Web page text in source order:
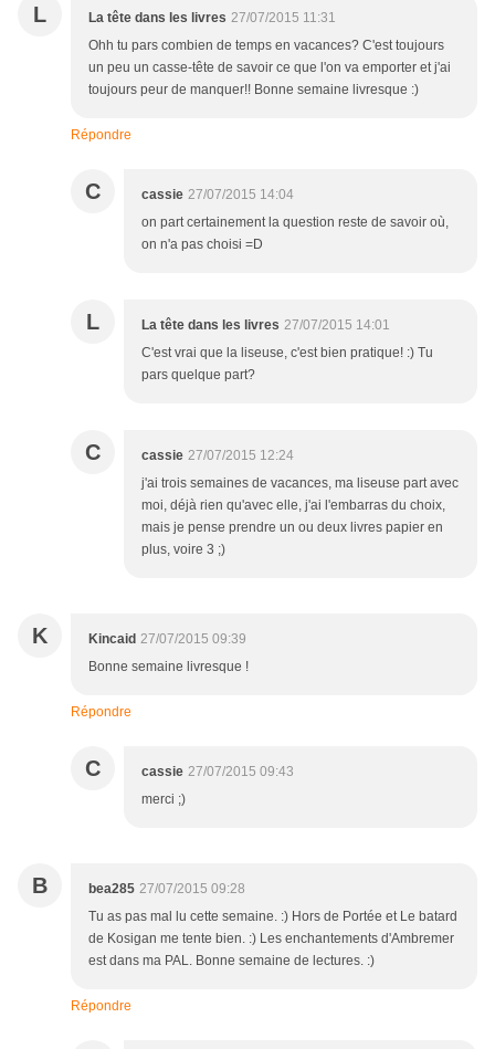
L La tête dans les livres 27/07/2015 11:31
Ohh tu pars combien de temps en vacances? C'est toujours
un peu un casse-tête de savoir ce que l'on va emporter et j'ai
toujours peur de manquer!! Bonne semaine livresque :)
Répondre
C cassie 27/07/2015 14:04
on part certainement la question reste de savoir où,
on n'a pas choisi =D
L La tête dans les livres 27/07/2015 14:01
C'est vrai que la liseuse, c'est bien pratique! :) Tu
pars quelque part?
C cassie 27/07/2015 12:24
j'ai trois semaines de vacances, ma liseuse part avec
moi, déjà rien qu'avec elle, j'ai l'embarras du choix,
mais je pense prendre un ou deux livres papier en
plus, voire 3 ;)
K Kincaid 27/07/2015 09:39
Bonne semaine livresque !
Répondre
C cassie 27/07/2015 09:43
merci ;)
B bea285 27/07/2015 09:28
Tu as pas mal lu cette semaine. :) Hors de Portée et Le batard
de Kosigan me tente bien. :) Les enchantements d'Ambremer
est dans ma PAL. Bonne semaine de lectures. :)
Répondre